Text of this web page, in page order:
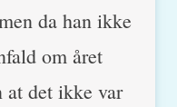
da han ikke
om året
at det ikke var